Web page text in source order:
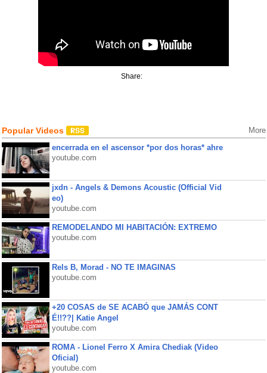
Share:
Popular Videos More
encerrada en el ascensor *por dos horas* ahre
youtube.com
jxdn - Angels & Demons Acoustic (Official Vid
eo)
youtube.com
REMODELANDO MI HABITACIÓN: EXTREMO
youtube.com
Rels B, Morad - NO TE IMAGINAS
youtube.com
+20 COSAS de SE ACABÓ que JAMÁS CONT
É!!??| Katie Angel
youtube.com
ROMA - Lionel Ferro X Amira Chediak (Video
Oficial)
youtube.com